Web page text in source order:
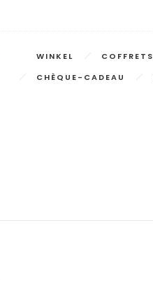
WINKEL COFFRETS
CHÈQUE-CADEAU